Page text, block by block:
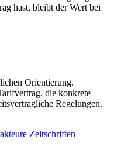
hast, bleibt der Wert bei
Orientierung.
die konkrete
Regelungen.
Zeitschriften